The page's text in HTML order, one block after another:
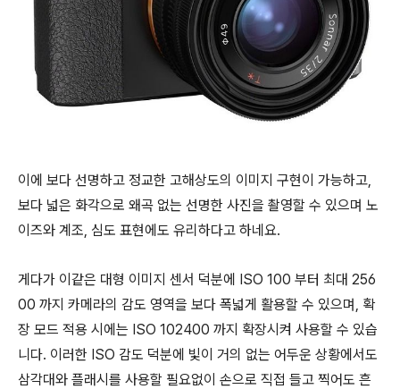
이에 보다 선명하고 정교한 고해상도의 이미지 구현이 가능하고,
보다 넓은 화각으로 왜곡 없는 선명한 사진을 촬영할 수 있으며 노
이즈와 계조, 심도 표현에도 유리하다고 하네요.
게다가 이같은 대형 이미지 센서 덕분에 ISO 100 부터 최대 256
00 까지 카메라의 감도 영역을 보다 폭넓게 활용할 수 있으며, 확
장 모드 적용 시에는 ISO 102400 까지 확장시켜 사용할 수 있습
니다. 이러한 ISO 감도 덕분에 빛이 거의 없는 어두운 상황에서도
삼각대와 플래시를 사용할 필요없이 손으로 직접 들고 찍어도 흔